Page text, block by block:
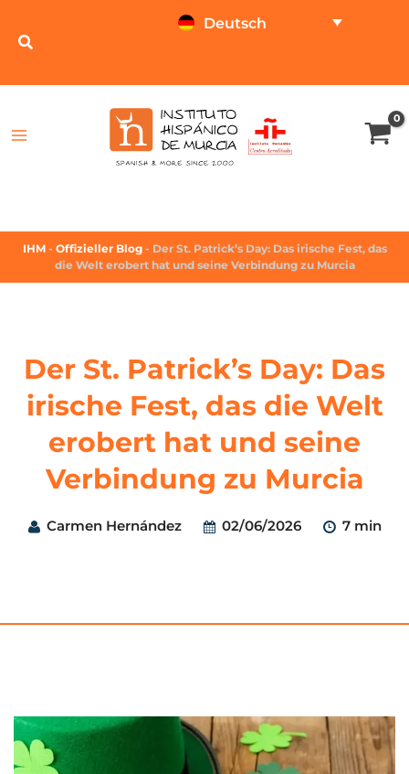
Deutsch
IHM - Offizieller Blog - Der St. Patrick’s Day: Das irische Fest, das
die Welt erobert hat und seine Verbindung zu Murcia
Der St. Patrick’s Day: Das
irische Fest, das die Welt
erobert hat und seine
Verbindung zu Murcia
Carmen Hernández 02/06/2026 7 min